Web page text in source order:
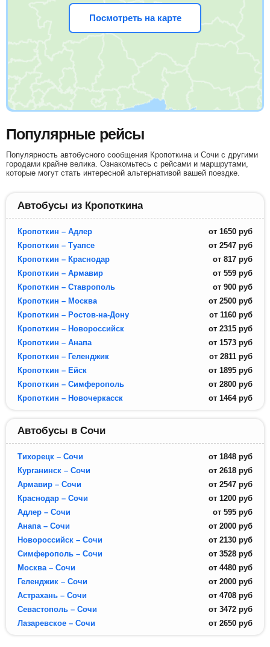
Посмотреть на карте
Популярные рейсы
Популярность автобусного сообщения Кропоткина и Сочи с другими
городами крайне велика. Ознакомьтесь с рейсами и маршрутами,
которые могут стать интересной альтернативой вашей поездке.
Автобусы из Кропоткина
Кропоткин – Адлер от 1650 руб
Кропоткин – Туапсе
от 2547 руб
Кропоткин – Краснодар
от 817 руб
Кропоткин – Армавир
от 559 руб
Кропоткин – Ставрополь
от 900 руб
Кропоткин – Москва
от 2500 руб
Кропоткин – Ростов-на-Дону
от 1160 руб
Кропоткин – Новороссийск
от 2315 руб
Кропоткин – Анапа
от 1573 руб
Кропоткин – Геленджик
от 2811 руб
Кропоткин – Ейск
от 1895 руб
Кропоткин – Симферополь
от 2800 руб
Кропоткин – Новочеркасск
от 1464 руб
Автобусы в Сочи
Тихорецк – Сочи от 1848 руб
Курганинск – Сочи
от 2618 руб
Армавир – Сочи
от 2547 руб
Краснодар – Сочи
от 1200 руб
Адлер – Сочи
от 595 руб
Анапа – Сочи
от 2000 руб
Новороссийск – Сочи
от 2130 руб
Симферополь – Сочи
от 3528 руб
Москва – Сочи
от 4480 руб
Геленджик – Сочи
от 2000 руб
Астрахань – Сочи
от 4708 руб
Севастополь – Сочи
от 3472 руб
Лазаревское – Сочи
от 2650 руб